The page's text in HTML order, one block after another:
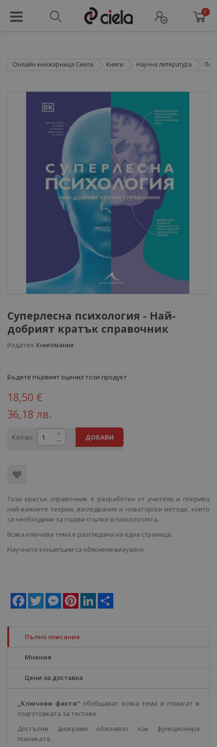
0
Онлайн книжарница Сиела Книги Научна литература
Суперлесна психология - Най-
добрият кратък справочник
Издател: Книгомания
Бъдете първият оценил този продукт
18,50 €
36,18 лв.
Кол-во ДОБАВИ
Този кратък справочник е разработен от учители и покрива
най-важните теории, изследвания и новаторски методи, които
са необходими за първи стъпки в психологията.
Всяка ключова тема е разгледана на една страница.
Научните концепции са обяснени визуално.
Facebook
Twitter MessengerPinterestLinkedIn
Пълно описание
Мнения
Цени за доставка
„Ключови факти“ обобщават всяка тема и помагат в
подготовката за тестове.
Достъпни диаграми обясняват как функционира
психиката.